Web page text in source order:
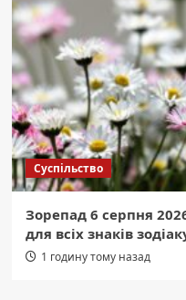
Суспільство
Зорепад 6 серпня
для всіх знаків
1 годину тому назад